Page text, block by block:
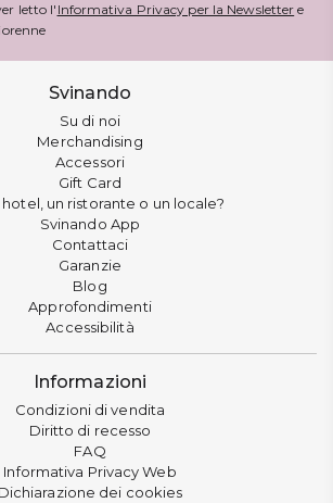
letto l' Informativa Privacy per la Newsletter e
Svinando
Su di noi
Merchandising
Accessori
Gift Card
hotel, un ristorante o un locale?
Svinando App
Contattaci
Garanzie
Blog
Approfondimenti
Accessibilità
Informazioni
Condizioni di vendita
Diritto di recesso
FAQ
Informativa Privacy Web
Dichiarazione dei cookies